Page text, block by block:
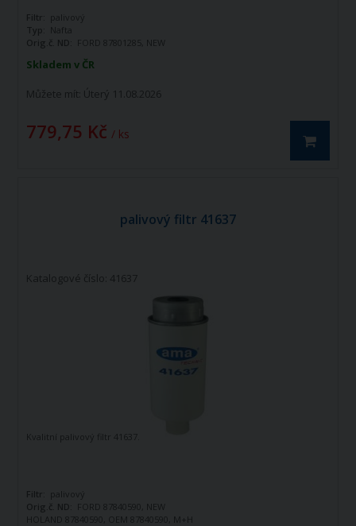
Skladem v ČR
Můžete mít: Úterý 11.08.2026
779,75 Kč / ks
Filtr: palivový
Typ: Nafta
Orig.č. ND: FORD 87801285, NEW
FIAAM FT5550, TECNOCAR RN144, M+H
24.432.00
palivový filtr 41637
Katalogové číslo: 41637
Kvalitní palivový filtr 41637.
Filtr: palivový
Orig.č. ND: FORD 87840590, NEW
HOLAND 87840590, OEM 87840590, M+H